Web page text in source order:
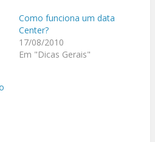
Como funciona um data
Center?
17/08/2010
Em "Dicas Gerais"